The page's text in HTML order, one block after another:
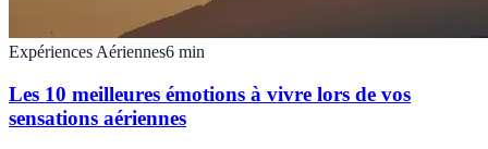
Expériences Aériennes6 min
Les 10 meilleures émotions à vivre lors de vos
sensations aériennes